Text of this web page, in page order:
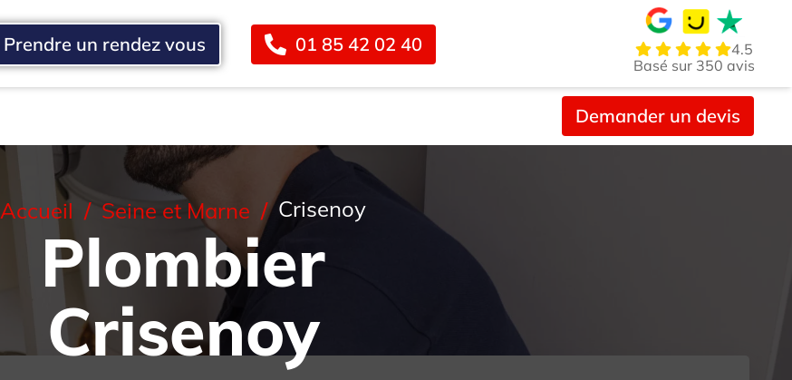
Prendre un rendez vous 01 85 42 02 40
4.5
Basé sur 350 avis
Demander un devis
Accueil Seine et Marne Crisenoy
Plombier
Crisenoy